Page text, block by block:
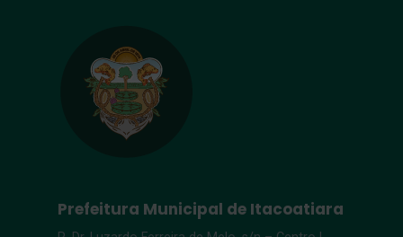
Prefeitura Municipal de Itacoatiara